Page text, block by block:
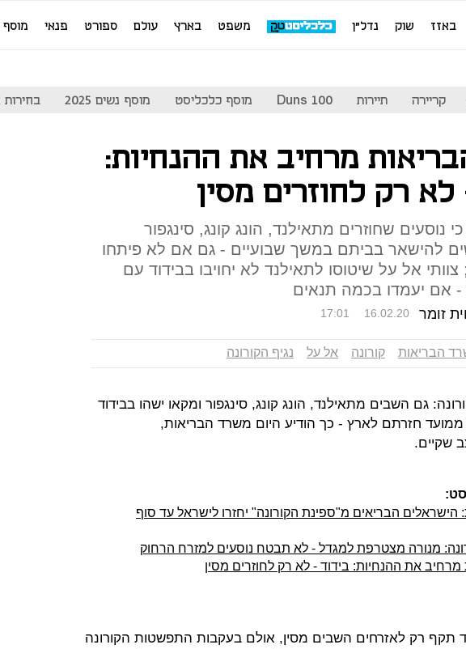
באזז שוק נדל"ן משפט בארץ עולם ספורט פנאי מוסף
קריירה תיירות Duns 100 מוסף כלכליסט מוסף נשים 2025 בחירות 2022
מרחיב את ההנחיות:
רק לחוזרים מסין
נוסעים שחוזרים מתאילנד, הונג קונג, סינגפור
להישאר בביתם במשך שבועיים - גם אם לא פיתחו
אל על שיטוסו לתאילנד לא יחויבו בבידוד עם
אם יעמדו בכמה תנאים
זומר 17:01 16.02.20
הבריאות קורונה אל על נגיף הקורונה
גם השבים מתאילנד, הונג קונג, סינגפור ומקאו ישהו בבידוד
שקיים.
הבריאים מ"ספינת הקורונה" יחזרו לישראל עד סוף
מנורה מצטרפת למגדל - לא תבטח נוסעים למזרח הרחוק
את ההנחיות: בידוד - לא רק לחוזרים מסין
תקף רק לאזרחים השבים מסין, אולם בעקבות התפשטות הקורונה